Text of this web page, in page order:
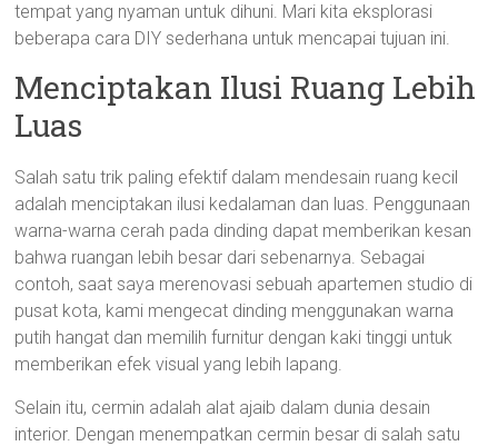
tempat yang nyaman untuk dihuni. Mari kita eksplorasi
beberapa cara DIY sederhana untuk mencapai tujuan ini.
Menciptakan Ilusi Ruang Lebih
Luas
Salah satu trik paling efektif dalam mendesain ruang kecil
adalah menciptakan ilusi kedalaman dan luas. Penggunaan
warna-warna cerah pada dinding dapat memberikan kesan
bahwa ruangan lebih besar dari sebenarnya. Sebagai
contoh, saat saya merenovasi sebuah apartemen studio di
pusat kota, kami mengecat dinding menggunakan warna
putih hangat dan memilih furnitur dengan kaki tinggi untuk
memberikan efek visual yang lebih lapang.
Selain itu, cermin adalah alat ajaib dalam dunia desain
interior. Dengan menempatkan cermin besar di salah satu